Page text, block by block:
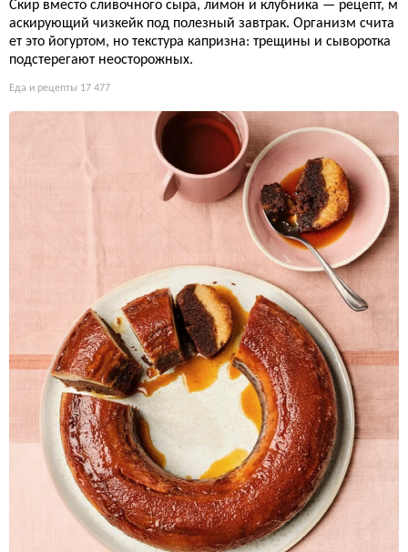
Скир вместо сливочного сыра, лимон и клубника — рецепт, м
аскирующий чизкейк под полезный завтрак. Организм счита
ет это йогуртом, но текстура капризна: трещины и сыворотка
подстерегают неосторожных.
Еда и рецепты 17 477